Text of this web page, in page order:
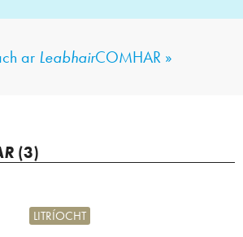
ar LeabhairCOMHAR »
(3)
LITRÍOCHT